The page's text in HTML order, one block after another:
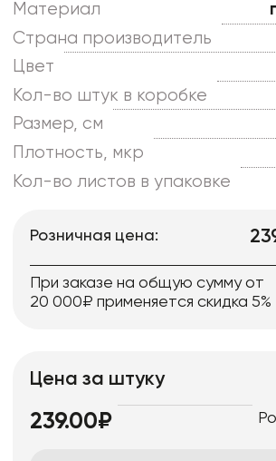
Материал
Страна производитель
Цвет
Кол-во штук в коробке
Размер, см
Плотность, мкр
Кол-во листов в упаковке
Розничная цена:
При заказе на общую сумму от
20 000₽ применяется скидка 5%
Цена за штуку
239.00₽